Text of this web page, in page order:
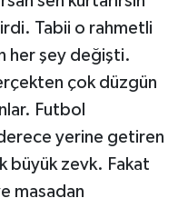
Tabii o rahmetli
her şey değişti.
çok düzgün
Futbol
yerine getiren
büyük zevk. Fakat
masadan